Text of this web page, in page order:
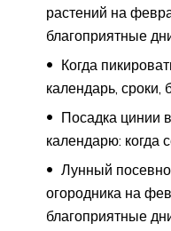
растений на
благоприятные
Когда
календарь, сроки,
Посадка цинии
календарю: когда
Лунный
огородника на
благоприятные